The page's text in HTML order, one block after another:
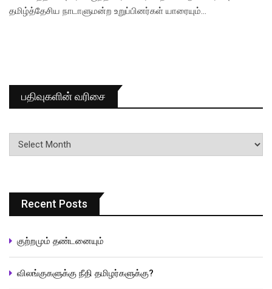
தமிழ்த்தேசிய நாடாளுமன்ற உறுப்பினர்கள் யாரையும்…
பதிவுகளின் வரிசை
பதிவுகளின்
வரிசை
Recent Posts
குற்றமும் தண்டனையும்
விலங்குகளுக்கு நீதி தமிழர்களுக்கு?